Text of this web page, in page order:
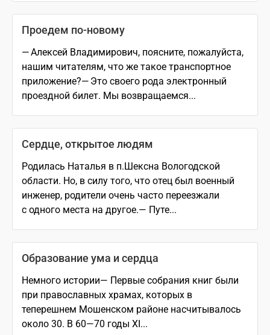
Проедем по-новому
— Алексей Владимирович, поясните, пожалуйста,
нашим читателям, что же такое транспортное
приложение?— Это своего рода электронный
проездной билет. Мы возвращаемся...
Сердце, открытое людям
Родилась Наталья в п.Шексна Вологодской
области. Но, в силу того, что отец был военный
инженер, родители очень часто переезжали
с одного места на другое.— Путе...
Образование ума и сердца
Немного истории— Первые собрания книг были
при православных храмах, которых в
теперешнем Мошенском районе насчитывалось
около 30. В 60—70 годы XI...